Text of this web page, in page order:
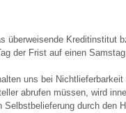
überweisende Kreditinstitut
der Frist auf einen
uns bei
abrufen müssen, wird
durch den